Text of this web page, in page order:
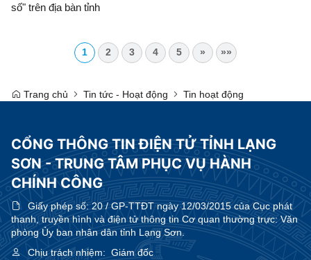
số" trên địa bàn tỉnh
1 2 3 4 5 » »»
Trang chủ Tin tức - Hoạt động Tin hoạt động
CỔNG THÔNG TIN ĐIỆN TỬ TỈNH LẠNG
SƠN - TRUNG TÂM PHỤC VỤ HÀNH
CHÍNH CÔNG
Giấy phép số:20 / GP-TTĐT ngày 12/03/2015 của Cục phát
thanh, truyền hình và điện tử thông tin Cơ quan thường trực: Văn
phòng Ủy ban nhân dân tỉnh Lạng Sơn.
Chịu trách nhiệm: Giám đốc